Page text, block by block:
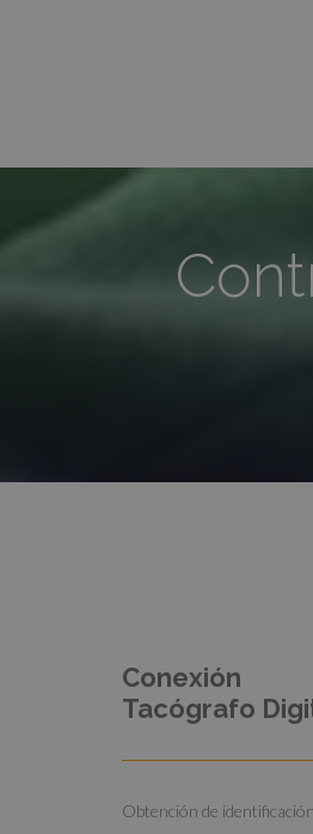
Conexión
Tacógrafo
Obtención de